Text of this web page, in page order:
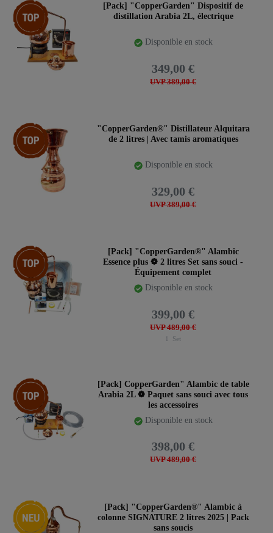
Pack d’articles
[Pack] "CopperGarden" Dispositif de
distillation Arabia 2L, électrique
Disponible en stock
UVP 389,00 €
349,00 €
Article phare
"CopperGarden®" Distillateur Alquitara
de 2 litres | Avec tamis aromatiques
Disponible en stock
UVP 389,00 €
329,00 €
Article phare
[Pack] "CopperGarden®" Alambic
Essence plus ❁ 2 litres Set sans souci -
Équipement complet
Disponible en stock
UVP 489,00 €
399,00 €
1 Set
Article phare
[Pack] CopperGarden" Alambic de table
Arabia 2L ❁ Paquet sans souci avec tous
les accessoires
Disponible en stock
UVP 489,00 €
398,00 €
Nouveauté
[Pack] "CopperGarden®" Alambic à
colonne SIGNATURE 2 litres 2025 | Pack
sans soucis